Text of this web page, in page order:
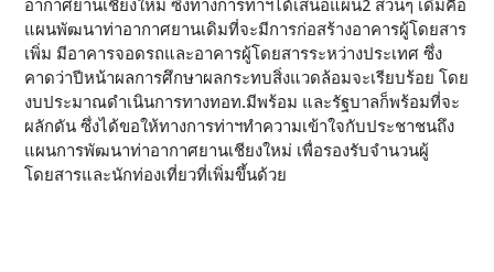
อากาศยานเชียงใหม่ ซึ่งทางการท่าฯได้เสนอแผน2 ส่วนๆ เดิมคือ
แผนพัฒนาท่าอากาศยานเดิมที่จะมีการก่อสร้างอาคารผู้โดยสาร
เพิ่ม มีอาคารจอดรถและอาคารผู้โดยสารระหว่างประเทศ ซึ่ง
คาดว่าปีหน้าผลการศึกษาผลกระทบสิ่งแวดล้อมจะเรียบร้อย โดย
งบประมาณดำเนินการทางทอท.มีพร้อม และรัฐบาลก็พร้อมที่จะ
ผลักดัน ซึ่งได้ขอให้ทางการท่าฯทำความเข้าใจกับประชาชนถึง
แผนการพัฒนาท่าอากาศยานเชียงใหม่ เพื่อรองรับจำนวนผู้
โดยสารและนักท่องเที่ยวที่เพิ่มขึ้นด้วย